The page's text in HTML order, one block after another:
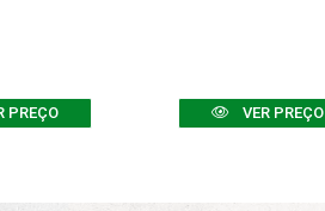
PREÇO VER PREÇO